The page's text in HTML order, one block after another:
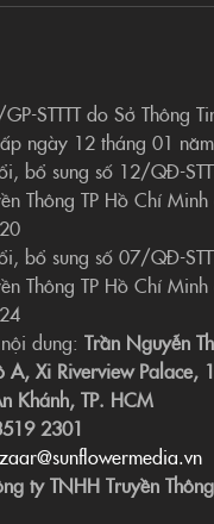
STTTT do Sở Thông
ngày 12 tháng 01
bổ sung số 12/QĐ-
Thông TP Hồ Chí
bổ sung số 07/QĐ-
Thông TP Hồ Chí
dung: Trần Nguyễn
A, Xi Riverview Palace,
Khánh, TP. HCM
2301
ty TNHH Truyền